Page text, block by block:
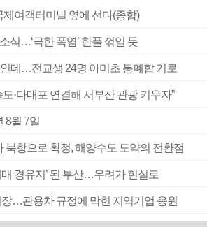
제여객터미널 옆에 선다(종합)
식…‘극한 폭염’ 한풀 꺾일 듯
데…전교생 24명 아미초 통폐합 기로
·다대포 연결해 서부산 관광 키우자”
8월 7일
북항으로 확정, 해양수도 도약의 전환점
매 경유지’ 된 부산…우려가 현실로
장…관용차 규정에 막힌 지역기업 응원